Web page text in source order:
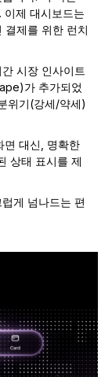
이제 대시보드는
결제를 위한 런치
간 시장 인사이트
가 추가되었
위기(강세/약세)
면 대신, 명확한
상태 표시를 제
게 넘나드는 편